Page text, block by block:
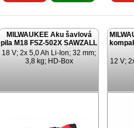
MILWAUKEE Aku šavlová
pila M18 FSZ-502X SAWZALL
18 V; 2x 5,0 Ah Li-Ion; 32 mm;
3,8 kg; HD-Box
12 V;